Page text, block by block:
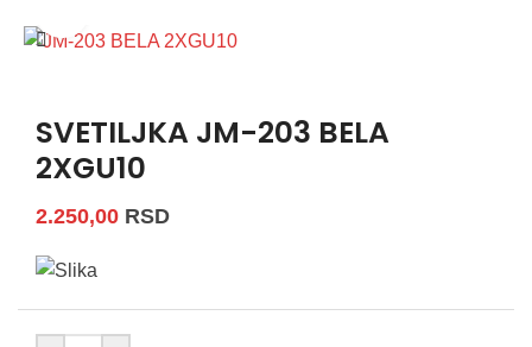
SVETILJKA JM-203 BELA
2XGU10
2.250,00 RSD